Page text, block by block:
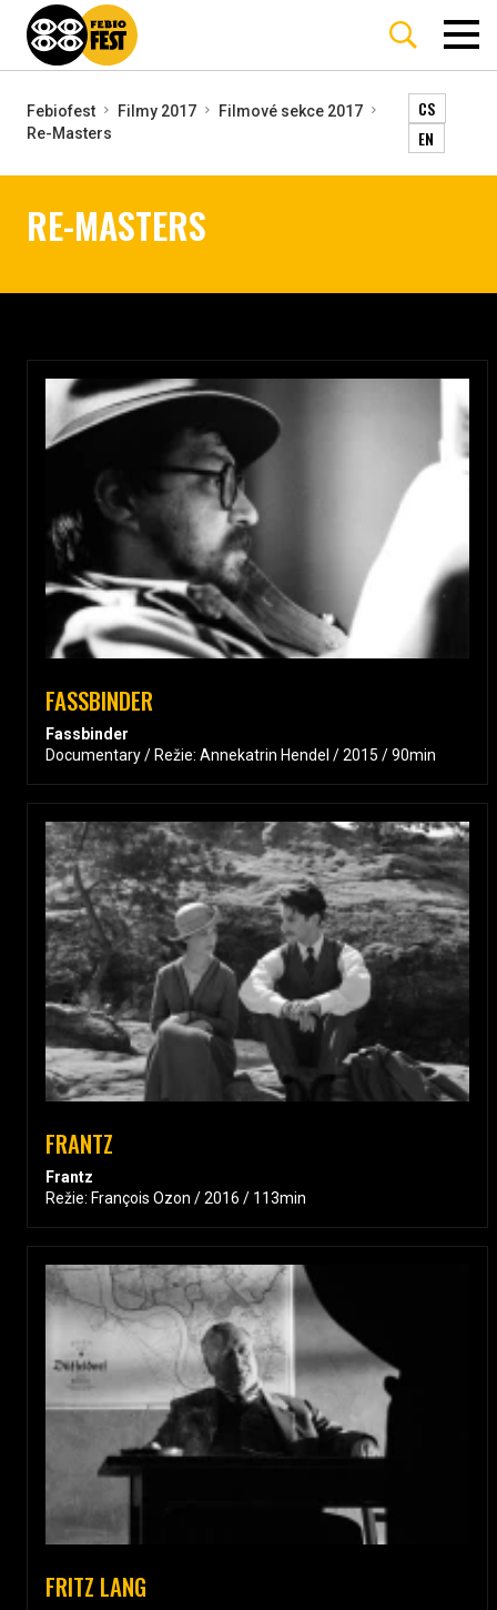
Febiofest Filmy 2017
Filmové sekce 2017
Re-Masters
CS
EN
RE-MASTERS
FASSBINDER
Fassbinder
Documentary / Režie: Annekatrin Hendel / 2015 / 90min
FRANTZ
Frantz
Režie: François Ozon / 2016 / 113min
FRITZ LANG